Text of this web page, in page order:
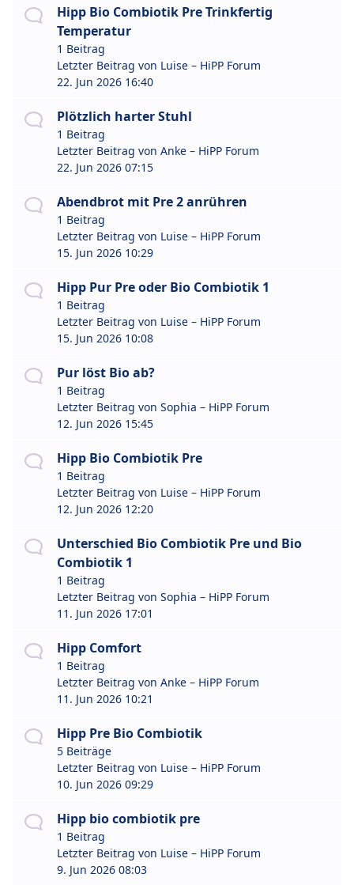
Hipp Bio Combiotik Pre Trinkfertig
Temperatur
1 Beitrag
Letzter Beitrag von Luise – HiPP Forum
22. Jun 2026 16:40
Plötzlich harter Stuhl
1 Beitrag
Letzter Beitrag von Anke – HiPP Forum
22. Jun 2026 07:15
Abendbrot mit Pre 2 anrühren
1 Beitrag
Letzter Beitrag von Luise – HiPP Forum
15. Jun 2026 10:29
Hipp Pur Pre oder Bio Combiotik 1
1 Beitrag
Letzter Beitrag von Luise – HiPP Forum
15. Jun 2026 10:08
Pur löst Bio ab?
1 Beitrag
Letzter Beitrag von Sophia – HiPP Forum
12. Jun 2026 15:45
Hipp Bio Combiotik Pre
1 Beitrag
Letzter Beitrag von Luise – HiPP Forum
12. Jun 2026 12:20
Unterschied Bio Combiotik Pre und Bio
Combiotik 1
1 Beitrag
Letzter Beitrag von Sophia – HiPP Forum
11. Jun 2026 17:01
Hipp Comfort
1 Beitrag
Letzter Beitrag von Anke – HiPP Forum
11. Jun 2026 10:21
Hipp Pre Bio Combiotik
5 Beiträge
Letzter Beitrag von Luise – HiPP Forum
10. Jun 2026 09:29
Hipp bio combiotik pre
1 Beitrag
Letzter Beitrag von Luise – HiPP Forum
9. Jun 2026 08:03